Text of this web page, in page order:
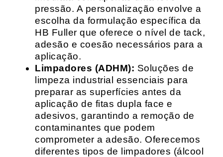
pressão. A personalização envolve a
escolha da formulação específica da
HB Fuller que oferece o nível de tack,
adesão e coesão necessários para a
aplicação.
Limpadores (ADHM): Soluções de
limpeza industrial essenciais para
preparar as superfícies antes da
aplicação de fitas dupla face e
adesivos, garantindo a remoção de
contaminantes que podem
comprometer a adesão. Oferecemos
diferentes tipos de limpadores (álcool